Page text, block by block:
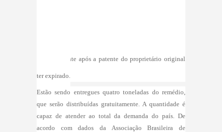
nacionalmente após a patente do proprietário original
ter expirado.
Estão sendo entregues quatro toneladas do remédio,
que serão distribuídas gratuitamente. A quantidade é
capaz de atender ao total da demanda do país. De
acordo com dados da Associação Brasileira de